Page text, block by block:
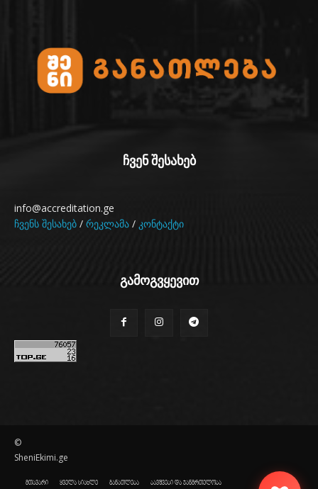
ჩვენ შესახებ
info@accreditation.ge
ჩვენს შესახებ / რეკლამა / კონტაქტი
გამოგვყევით
©
SheniEkimi.ge
მთავარი ყველა სიახლე განათლება ბავშვები და ჯანმრთელობა